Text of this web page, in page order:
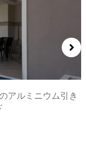
ルミニウムドアの
プライバシー